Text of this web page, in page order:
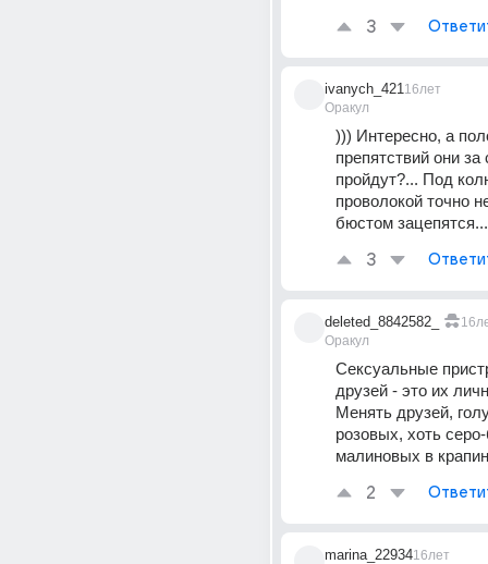
3
ivanych_421
Оракул
16лет
))) Интересно, а
препятствий они за
пройдут?... Под
проволокой точно
бюстом
3
deleted_8842582_
Оракул
Сексуальные
друзей - это их
Менять друзей,
розовых, хоть
малиновых в
2
marina_2293416лет